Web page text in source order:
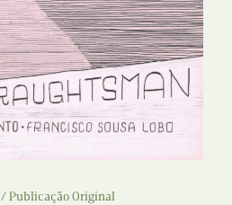
Publicação Original